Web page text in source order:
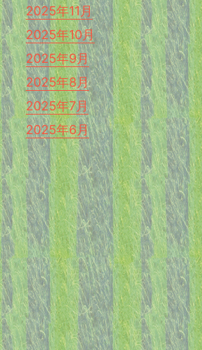
2025年11月
2025年10月
2025年9月
2025年8月
2025年7月
2025年6月